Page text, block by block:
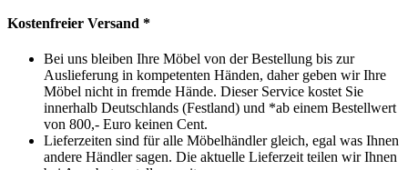
Kostenfreier Versand *
Bei uns bleiben Ihre Möbel von der Bestellung bis zur
Auslieferung in kompetenten Händen, daher geben wir Ihre
Möbel nicht in fremde Hände. Dieser Service kostet Sie
innerhalb Deutschlands (Festland) und *ab einem Bestellwert
von 800,- Euro keinen Cent.
Lieferzeiten sind für alle Möbelhändler gleich, egal was Ihnen
andere Händler sagen. Die aktuelle Lieferzeit teilen wir Ihnen